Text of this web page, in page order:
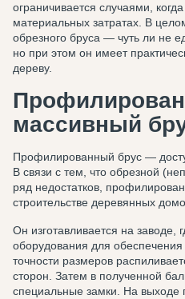
ограничивается случаями,
материальных затратах. В
обрезного бруса — чуть ли не
но при этом он имеет
дереву.
массивный
Профилированный брус —
В связи с тем, что обрезной
ряд недостатков,
строительстве деревянных
Он изготавливается на
оборудования для
точности размеров
сторон. Затем в полученной
специальные замки. На